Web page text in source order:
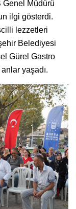
Genel Müdürü
ilgi gösterdi.
lezzetleri
Belediyesi
Gürel Gastro
yaşadı.